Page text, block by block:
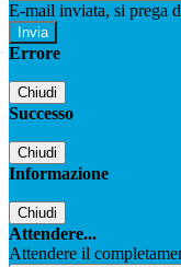
E-mail inviata, si prega
Errore
Chiudi
Successo
Chiudi
Informazione
Chiudi
Attendere...
Attendere il